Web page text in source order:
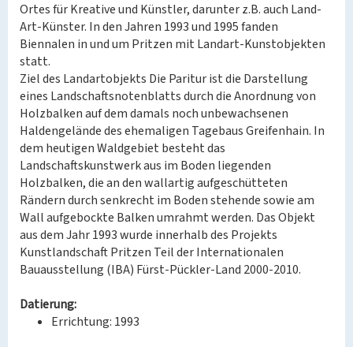
Ortes für Kreative und Künstler, darunter z.B. auch Land-
Art-Künster. In den Jahren 1993 und 1995 fanden
Biennalen in und um Pritzen mit Landart-Kunstobjekten
statt.
Ziel des Landartobjekts Die Paritur ist die Darstellung
eines Landschaftsnotenblatts durch die Anordnung von
Holzbalken auf dem damals noch unbewachsenen
Haldengelände des ehemaligen Tagebaus Greifenhain. In
dem heutigen Waldgebiet besteht das
Landschaftskunstwerk aus im Boden liegenden
Holzbalken, die an den wallartig aufgeschütteten
Rändern durch senkrecht im Boden stehende sowie am
Wall aufgebockte Balken umrahmt werden. Das Objekt
aus dem Jahr 1993 wurde innerhalb des Projekts
Kunstlandschaft Pritzen Teil der Internationalen
Bauausstellung (IBA) Fürst-Pückler-Land 2000-2010.
Datierung:
Errichtung: 1993